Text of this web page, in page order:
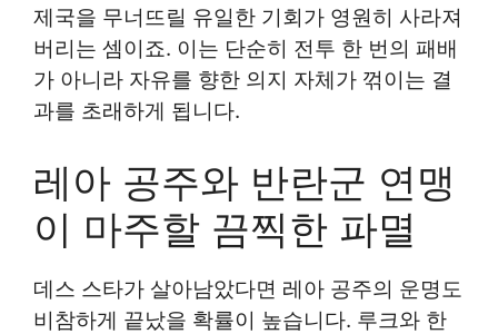
제국을 무너뜨릴 유일한 기회가 영원히 사라져
버리는 셈이죠. 이는 단순히 전투 한 번의 패배
가 아니라 자유를 향한 의지 자체가 꺾이는 결
과를 초래하게 됩니다.
레아 공주와 반란군 연맹
이 마주할 끔찍한 파멸
데스 스타가 살아남았다면 레아 공주의 운명도
비참하게 끝났을 확률이 높습니다. 루크와 한